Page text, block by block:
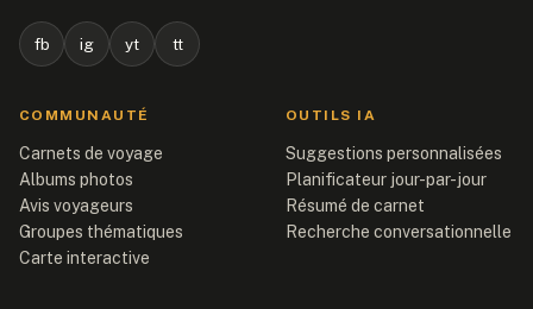
fb ig yt tt
COMMUNAUTÉ
Carnets de voyage
Albums photos
Avis voyageurs
Groupes thématiques
Carte interactive
OUTILS IA
Suggestions personnalisées
Planificateur jour-par-jour
Résumé de carnet
Recherche conversationnelle